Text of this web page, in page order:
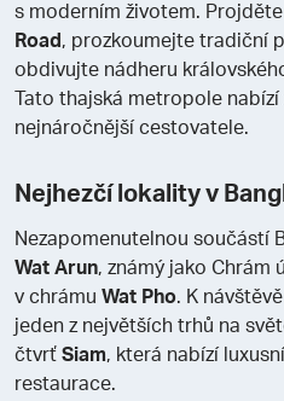
s moderním životem.
Road, prozkoumejte tradiční
obdivujte nádheru
Tato thajská metropole
nejnáročnější cestovatele.
Nejhezčí lokality v
Nezapomenutelnou součástí
Wat Arun, známý jako Chrám
v chrámu Wat Pho. K
jeden z největších trhů na
čtvrťSiam, která nabízí
restaurace.